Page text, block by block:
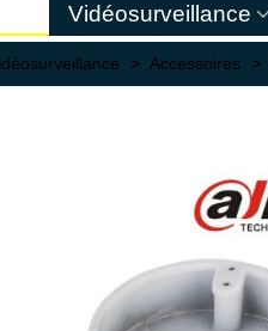
Vidéosurveillance
> Accessoires >